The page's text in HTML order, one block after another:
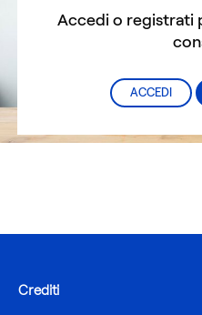
Accedi o registrati
ACCEDI
Crediti